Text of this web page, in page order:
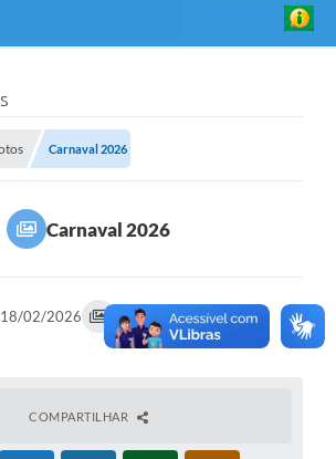
Carnaval 2026
Carnaval 2026
18/02/2026 78 fotos
COMPARTILHAR